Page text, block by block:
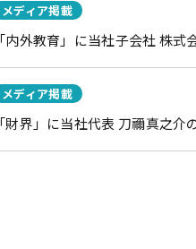
メディア掲載
「内外教育」に当社子会社 株
メディア掲載
「財界」に当社代表 刀禰真之介